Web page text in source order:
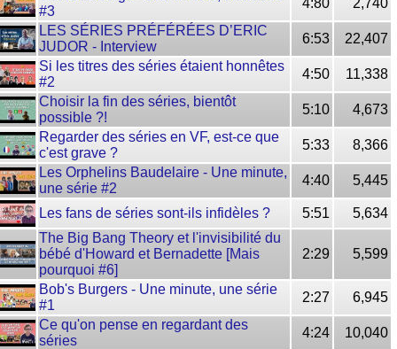
#3
4:80
2,740
LES SÉRIES PRÉFÉRÉES D’ERIC
JUDOR - Interview
6:53
22,407
Si les titres des séries étaient honnêtes
#2
4:50
11,338
Choisir la fin des séries, bientôt
possible ?!
5:10
4,673
Regarder des séries en VF, est-ce que
c'est grave ?
5:33
8,366
Les Orphelins Baudelaire - Une minute,
une série #2
4:40 5,445
Les fans de séries sont-ils infidèles ? 5:51
5,634
The Big Bang Theory et l'invisibilité du
bébé d'Howard et Bernadette [Mais
pourquoi #6]
2:29 5,599
Bob's Burgers - Une minute, une série
#1
2:27
6,945
Ce qu'on pense en regardant des
séries
4:24
10,040